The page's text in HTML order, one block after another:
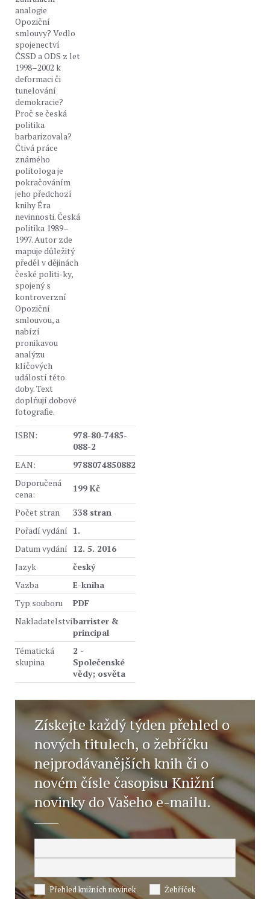
analogie
Opoziční
smlouvy? Vedlo
spojenectví
ČSSD a ODS z let
1998–2002 k
deformaci či
tunelování
demokracie?
Proč se česká
politika
barbarizovala?
Čtivá práce
známého
politologa je
pokračováním
jeho předchozí
knihy Éra
nevinnosti. Česká
politika 1989–
1997. Autor zde
mapuje důležitý
předěl v dějinách
české politi-ky,
spojený s
kontroverzní
Opoziční
smlouvou, a
nabízí
pronikavou
analýzu
klíčových
událostí této
doby. Text
doplňují dobové
fotografie.
ISBN:
978-80-7485-
088-2
EAN:
9788074850882
Doporučená
cena:
199 Kč
Počet stran
338 stran
Pořadí vydání 1.
Datum vydání 12. 5. 2016
Jazyk
český
Vazba
E-kniha
Typ souboru
PDF
Nakladatelstvíbarrister &
principal
Tématická
skupina
2 -
Společenské
vědy; osvěta
Získejte každý týden přehled o
nových titulech, o žebříčku
nejprodávanějších knih či o
novém čísle časopisu Knižní
novinky do Vašeho e-mailu.
Přehled knižních novinek Žebříček